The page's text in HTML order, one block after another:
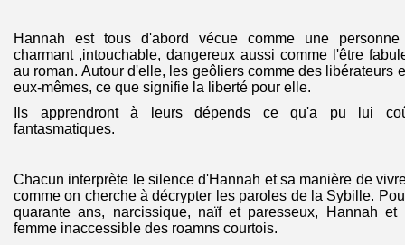
Hannah est tous d'abord vécue comme une
charmant ,intouchable, dangereux aussi comme l'être
au roman. Autour d'elle, les geôliers comme des libérateurs
eux-mêmes, ce que signifie la liberté pour elle.
Ils apprendront à leurs dépends ce qu'a pu lui
fantasmatiques.
Chacun interprète le silence d'Hannah et sa manière de
comme on cherche à décrypter les paroles de la Sybille.
quarante ans, narcissique, naïf et paresseux, Hannah et
femme inaccessible des roamns courtois.